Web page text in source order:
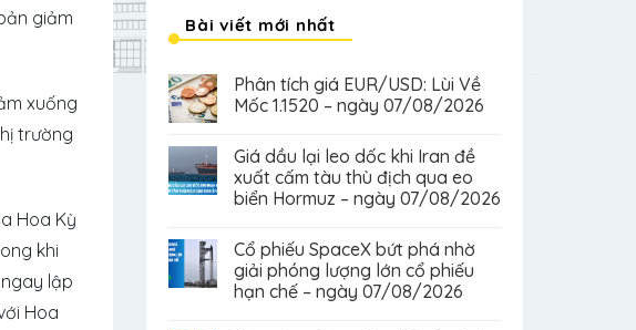
giảm
xuống
trường
Hoa Kỳ
khi
lập
Hoa
Bài viết mới nhất
Phân tích giá EUR/USD: Lùi Về
Mốc 1.1520 – ngày 07/08/2026
Giá dầu lại leo dốc khi Iran đề
xuất cấm tàu thù địch qua eo
biển Hormuz – ngày 07/08/2026
Cổ phiếu SpaceX bứt phá nhờ
giải phóng lượng lớn cổ phiếu
hạn chế – ngày 07/08/2026